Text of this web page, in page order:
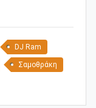
DJ Ram
Σαμοθράκη